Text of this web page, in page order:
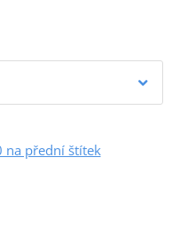
na přední štítek